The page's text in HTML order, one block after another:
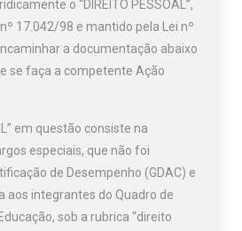
o “DIREITO PESSOAL”,
17.042/98 e mantido pela Lei nº
a documentação abaixo
se faça a competente Ação
em questão consiste na
especiais, que não foi
de Desempenho (GDAC) e
aos integrantes do Quadro de
sob a rubrica “direito